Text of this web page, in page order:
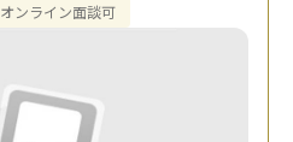
オンライン面談可